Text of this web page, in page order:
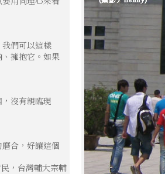
們可以這樣
擁抱它。如果
沒有親臨現
合，好讓這個
，台灣輔大宗輔